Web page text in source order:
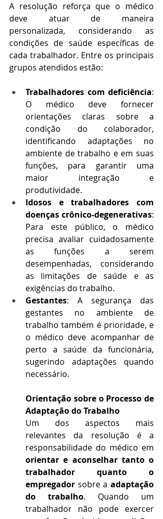
A resolução reforça que o médico
deve atuar de maneira
personalizada, considerando as
condições de saúde específicas de
cada trabalhador. Entre os principais
grupos atendidos estão:
Trabalhadores com deficiência:
O médico deve fornecer
orientações claras sobre a
condição do colaborador,
identificando adaptações no
ambiente de trabalho e em suas
funções, para garantir uma
maior integração e
produtividade.
Idosos e trabalhadores com
doenças crônico-degenerativas:
Para este público, o médico
precisa avaliar cuidadosamente
as funções a serem
desempenhadas, considerando
as limitações de saúde e as
exigências do trabalho.
Gestantes: A segurança das
gestantes no ambiente de
trabalho também é prioridade, e
o médico deve acompanhar de
perto a saúde da funcionária,
sugerindo adaptações quando
necessário.
Orientação sobre o Processo de
Adaptação do Trabalho
Um dos aspectos mais
relevantes da resolução é a
orientar e aconselhar tanto o
trabalhador quanto o
empregador sobre a adaptação
do trabalho. Quando um
trabalhador não pode exercer